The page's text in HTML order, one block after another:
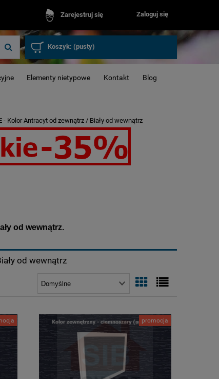
Zarejestruj się Zaloguj się
Koszyk: (pusty)
Elementy nietypowe Kontakt Blog
- Kolor Antracyt od zewnątrz / Biały od wewnątrz
od wewnątrz.
od wewnątrz
promocja